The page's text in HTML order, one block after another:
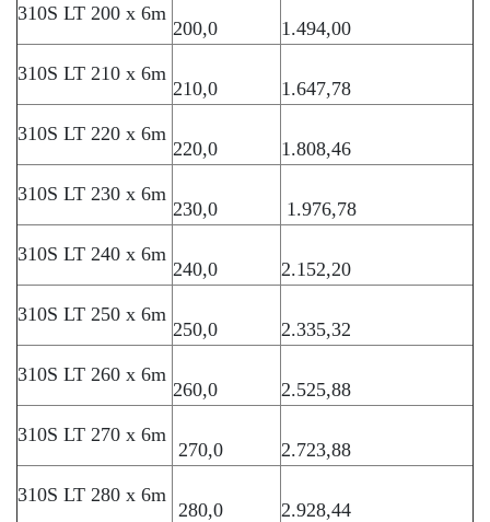
310S LT 200 x 6m
200,0 1.494,00
310S LT 210 x 6m
210,0 1.647,78
310S LT 220 x 6m
220,0 1.808,46
310S LT 230 x 6m
230,0 1.976,78
310S LT 240 x 6m
240,0 2.152,20
310S LT 250 x 6m
250,0 2.335,32
310S LT 260 x 6m
260,0 2.525,88
310S LT 270 x 6m
270,0 2.723,88
310S LT 280 x 6m
280,0 2.928,44